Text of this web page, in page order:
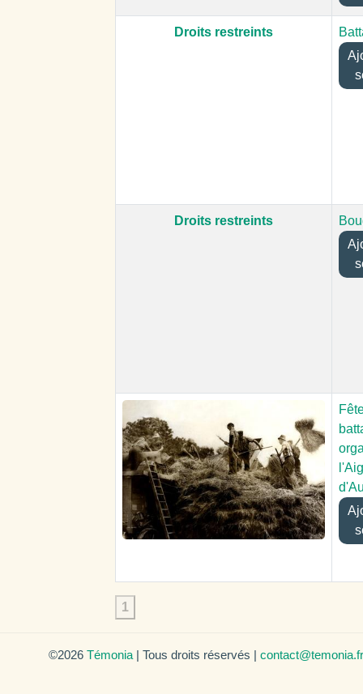
Droits restreints
Droits restreints
1
©2026 Témonia | Tous droits réservés | contact@temonia.fr